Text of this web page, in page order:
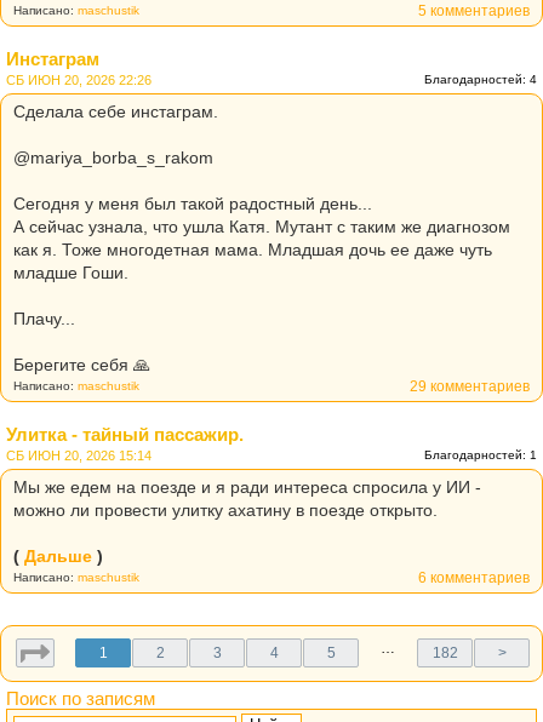
5 комментариев
Написано: maschustik
Инстаграм
Благодарностей: 4
СБ ИЮН 20, 2026 22:26
Сделала себе инстаграм.
@mariya_borba_s_rakom
Сегодня у меня был такой радостный день...
А сейчас узнала, что ушла Катя. Мутант с таким же диагнозом
как я. Тоже многодетная мама. Младшая дочь ее даже чуть
младше Гоши.
Плачу...
Берегите себя 🙏
29 комментариев
Написано: maschustik
Улитка - тайный пассажир.
Благодарностей: 1
СБ ИЮН 20, 2026 15:14
Мы же едем на поезде и я ради интереса спросила у ИИ -
можно ли провести улитку ахатину в поезде открыто.
( Дальше )
6 комментариев
Написано: maschustik
1 2 3 4 5 182 >
Поиск по записям